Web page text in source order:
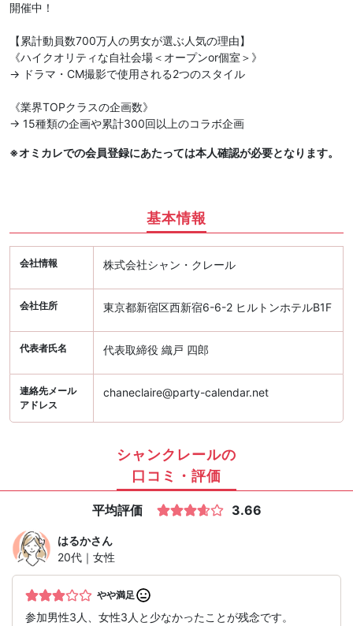
開催中！
【累計動員数700万人の男女が選ぶ人気の理由】
《ハイクオリティな自社会場＜オープンor個室＞》
→ ドラマ・CM撮影で使用される2つのスタイル
《業界TOPクラスの企画数》
→ 15種類の企画や累計300回以上のコラボ企画
※オミカレでの会員登録にあたっては本人確認が必要となります。
基本情報
会社情報 株式会社シャン・クレール
会社住所 東京都新宿区西新宿6-6-2 ヒルトンホテルB1F
代表者氏名 代表取締役 織戸 四郎
連絡先メール
アドレス
chaneclaire@party-calendar.net
シャンクレールの
口コミ・評価
平均評価 3.66
はるかさん
20代｜女性
やや満足
参加男性3人、女性3人と少なかったことが残念です。